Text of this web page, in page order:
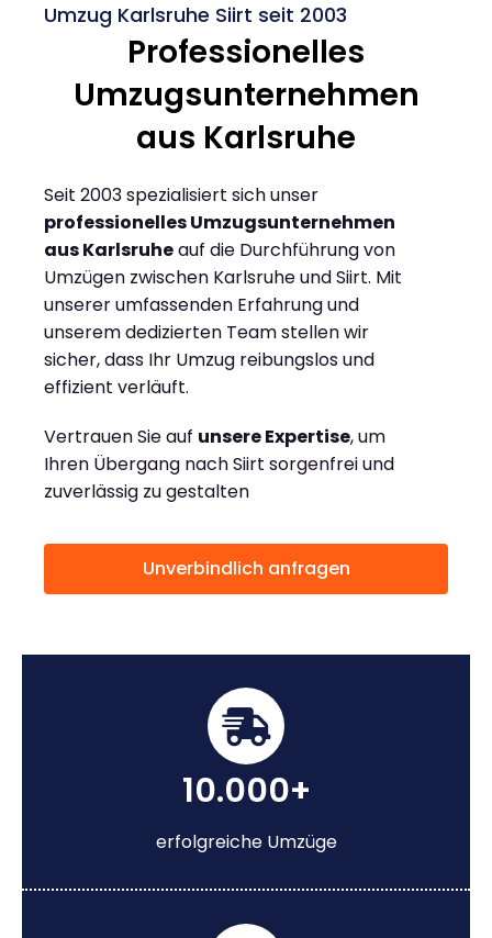
Umzug Karlsruhe Siirt seit 2003
Professionelles
Umzugsunternehmen
aus Karlsruhe
Seit 2003 spezialisiert sich unser
professionelles Umzugsunternehmen
aus Karlsruheauf die Durchführung von
Umzügen zwischen Karlsruhe und Siirt. Mit
unserer umfassenden Erfahrung und
unserem dedizierten Team stellen wir
sicher, dass Ihr Umzug reibungslos und
effizient verläuft.
Vertrauen Sie auf unsere Expertise, um
Ihren Übergang nach Siirt sorgenfrei und
zuverlässig zu gestalten
Unverbindlich anfragen
10.000+
erfolgreiche Umzüge